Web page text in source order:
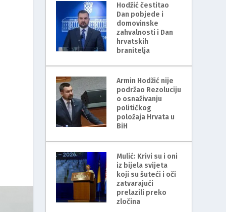
Hodžić čestitao
Dan pobjede i
domovinske
zahvalnosti i Dan
hrvatskih
branitelja
Armin Hodžić nije
podržao Rezoluciju
o osnaživanju
političkog
položaja Hrvata u
BiH
Mulić: Krivi su i oni
iz bijela svijeta
koji su šuteći i oči
zatvarajući
prelazili preko
zločina